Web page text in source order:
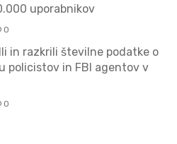
uporabnikov
0
in razkrili številne podatke o
policistov in FBI agentov v
0